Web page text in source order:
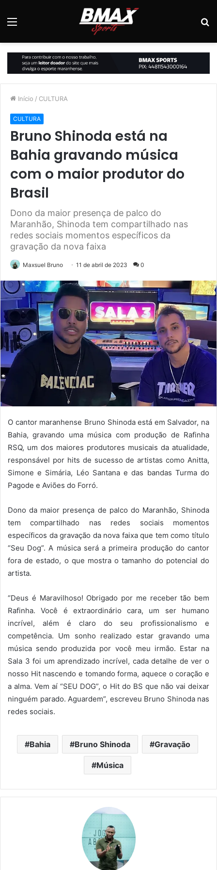
Início / CULTURA
CULTURA
Bruno Shinoda está na
Bahia gravando música
com o maior produtor do
Brasil
Dono da maior presença de palco do
Maranhão, Shinoda tem compartilhado nas
redes sociais momentos específicos da
gravação da nova faixa
Maxsuel Bruno 11 de abril de 2023 0
O cantor maranhense Bruno Shinoda está em Salvador, na
Bahia, gravando uma música com produção de Rafinha
RSQ, um dos maiores produtores musicais da atualidade,
responsável por hits de sucesso de artistas como Anitta,
Simone e Simária, Léo Santana e das bandas Turma do
Pagode e Aviões do Forró.
Dono da maior presença de palco do Maranhão, Shinoda
tem compartilhado nas redes sociais momentos
específicos da gravação da nova faixa que tem como título
“Seu Dog”. A música será a primeira produção do cantor
fora de estado, o que mostra o tamanho do potencial do
artista.
“Deus é Maravilhoso! Obrigado por me receber tão bem
Rafinha. Você é extraordinário cara, um ser humano
incrível, além é claro do seu profissionalismo e
competência. Um sonho realizado estar gravando uma
música sendo produzida por você meu irmão. Estar na
Sala 3 foi um aprendizado incrível, cada detalhe de ver o
nosso Hit nascendo e tomando forma, aquece o coração e
a alma. Vem aí“SEU DOG”, o Hit do BS que não vai deixar
ninguém parado. Aguardem”, escreveu Bruno Shinoda nas
redes sociais.
Bahia Bruno Shinoda Gravação
Música